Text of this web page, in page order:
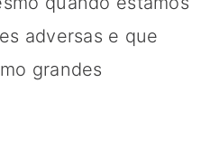
adversas e que
grandes